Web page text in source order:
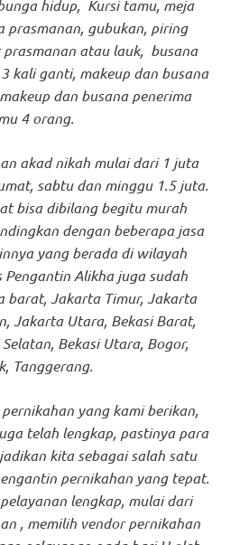
hidup, Kursi tamu, meja
prasmanan, gubukan, piring
atau lauk, busana
kali ganti, makeup dan busana
dan busana penerima
4 orang.
akad nikah mulai dari 1 juta
sabtu dan minggu 1.5 juta.
bisa dibilang begitu murah
dengan beberapa jasa
yang berada di wilayah
Pengantin Alikha juga sudah
barat, Jakarta Timur, Jakarta
Jakarta Utara, Bekasi Barat,
Bekasi Utara, Bogor,
Tanggerang.
yang kami berikan,
telah lengkap, pastinya para
kita sebagai salah satu
pernikahan yang tepat.
lengkap, mulai dari
, memilih vendor pernikahan